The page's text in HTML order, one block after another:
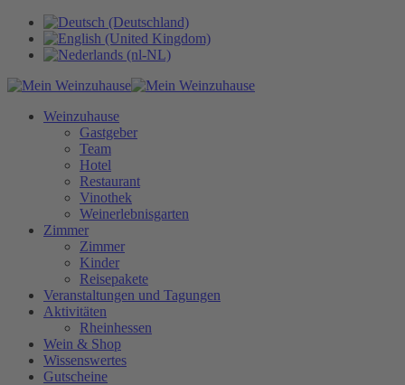
Weinzuhause
Gastgeber
Team
Hotel
Restaurant
Vinothek
Weinerlebnisgarten
Zimmer
Zimmer
Kinder
Reisepakete
Veranstaltungen und Tagungen
Aktivitäten
Rheinhessen
Wein & Shop
Wissenswertes
Gutscheine